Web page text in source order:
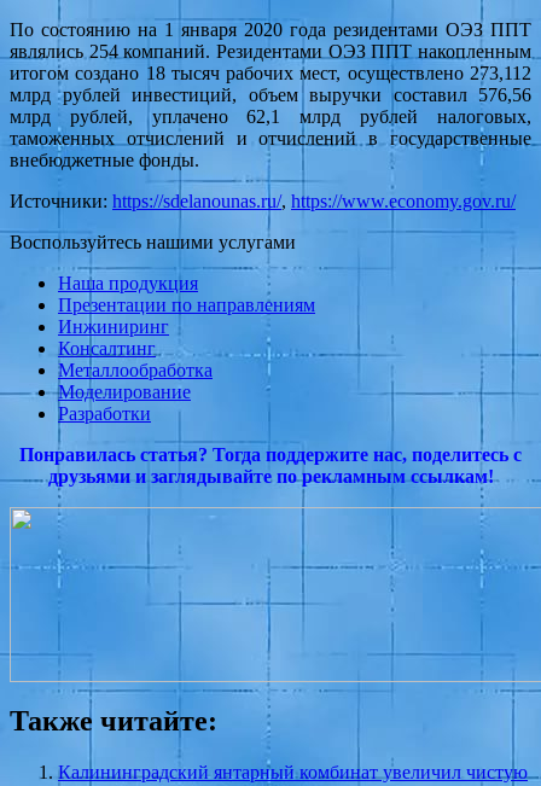
По состоянию на 1 января 2020 года резидентами ОЭЗ ППТ
являлись 254 компаний. Резидентами ОЭЗ ППТ накопленным
итогом создано 18 тысяч рабочих мест, осуществлено 273,112
млрд рублей инвестиций, объем выручки составил 576,56
млрд рублей, уплачено 62,1 млрд рублей налоговых,
таможенных отчислений и отчислений в государственные
внебюджетные фонды.
Источники: https://sdelanounas.ru/, https://www.economy.gov.ru/
Воспользуйтесь нашими услугами
Наша продукция
Презентации по направлениям
Инжиниринг
Консалтинг
Металлообработка
Моделирование
Разработки
Понравилась статья? Тогда поддержите нас, поделитесь с
друзьями и заглядывайте по рекламным ссылкам!
Также читайте:
Калининградский янтарный комбинат увеличил чистую